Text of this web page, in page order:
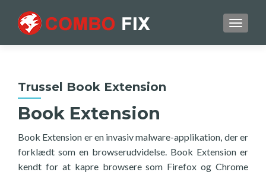
Trussel Book Extension
Book Extension
Book Extension er en invasiv malware-applikation, der er
forklædt som en browserudvidelse. Book Extension er
kendt for at kapre browsere som Firefox og Chrome